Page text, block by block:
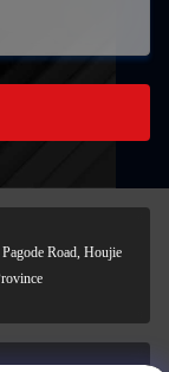
Road, Houjie